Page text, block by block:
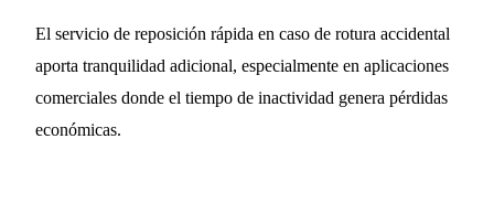
El servicio de reposición rápida en caso de rotura accidental
aporta tranquilidad adicional, especialmente en aplicaciones
comerciales donde el tiempo de inactividad genera pérdidas
económicas.